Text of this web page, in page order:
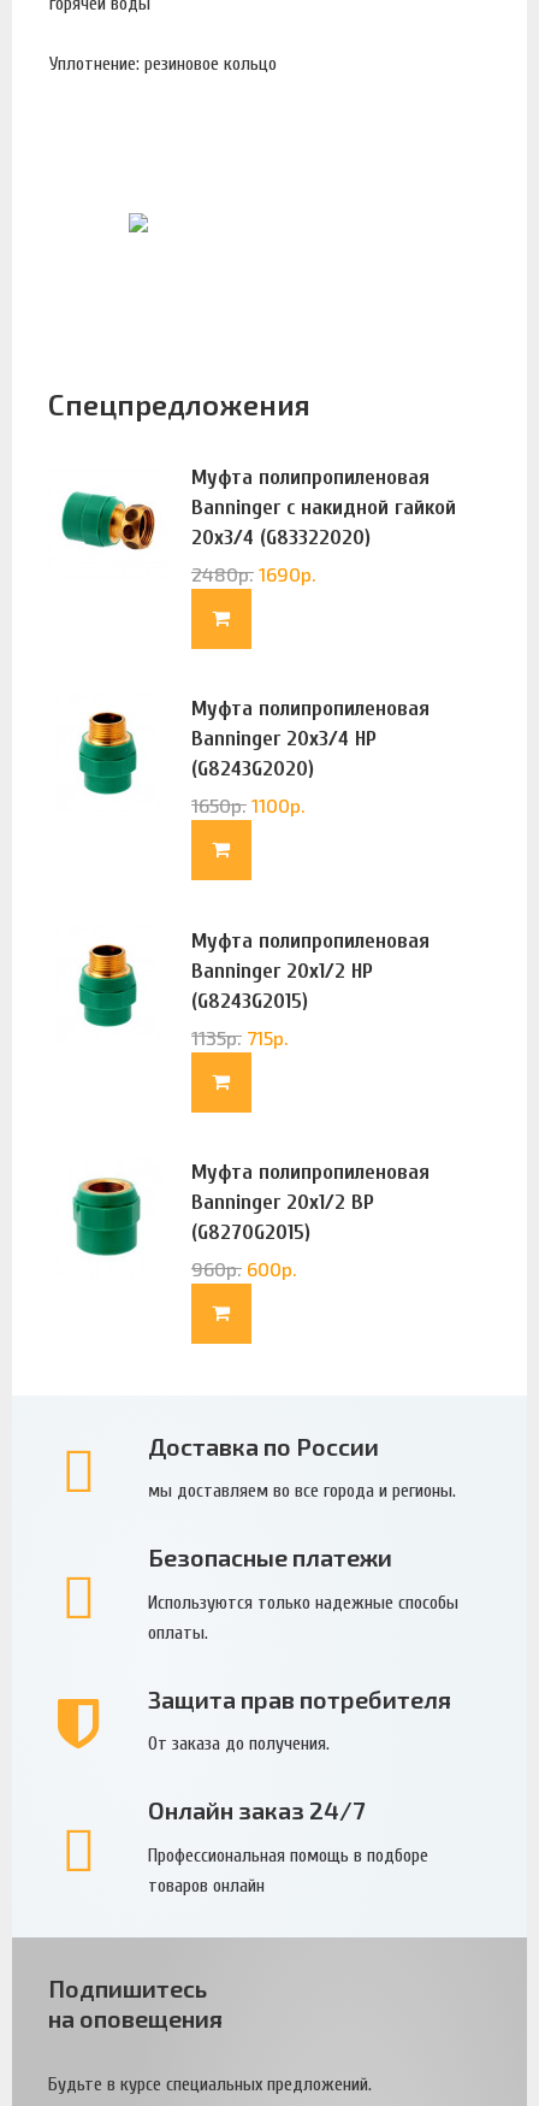
Уплотнение: резиновое кольцо
Спецпредложения
Муфта полипропиленовая
Banninger с накидной гайкой
20х3/4 (G83322020)
2480р. 1690р.
Муфта полипропиленовая
Banninger 20х3/4 НР
(G8243G2020)
1650р. 1100р.
Муфта полипропиленовая
Banninger 20х1/2 НР
(G8243G2015)
1135р. 715р.
Муфта полипропиленовая
Banninger 20х1/2 ВР
(G8270G2015)
960р. 600р.
Доставка по России
мы доставляем во все города и регионы.
Безопасные платежи
Используются только надежные способы
оплаты.
Защита прав потребителя
От заказа до получения.
Онлайн заказ 24/7
Профессиональная помощь в подборе
товаров онлайн
Подпишитесь
на оповещения
Будьте в курсе специальных предложений.